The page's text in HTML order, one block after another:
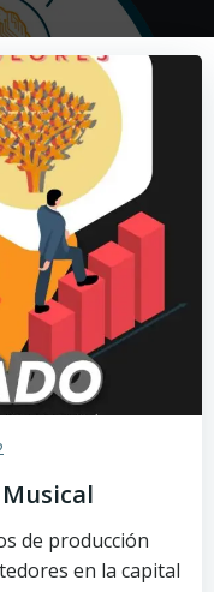
de producción
en la capital